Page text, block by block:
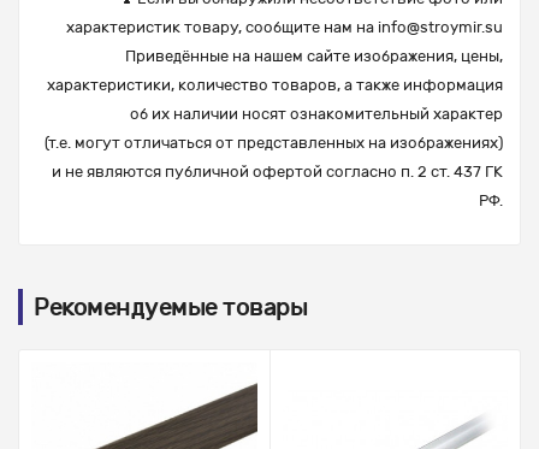
характеристик товару, сообщите нам на info@stroymir.su
Приведённые на нашем сайте изображения, цены,
характеристики, количество товаров, а также информация
об их наличии носят ознакомительный характер
(т.е. могут отличаться от представленных на изображениях)
и не являются публичной офертой согласно п. 2 ст. 437 ГК
РФ.
Рекомендуемые товары